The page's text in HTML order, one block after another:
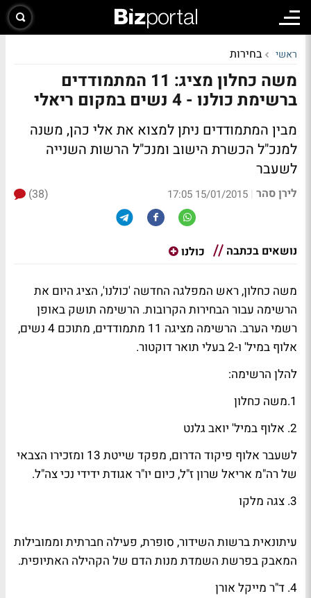
ראשי בחירות
משה כחלון מציג: 11 המתמודדים
ברשימת כולנו - 4 נשים במקום ריאלי
מבין המתמודדים ניתן למצוא את אלי כהן, משנה
למנכ"ל הכשרת הישוב ומנכ"ל הרשות השנייה
לשעבר
לירן סהר |
15/01/2015 17:05
(38)
נושאים בכתבה כולנו
משה כחלון, ראש המפלגה החדשה 'כולנו', הציג היום את
הרשימה עבור הבחירות הקרובות. הרשימה תושק באופן
רשמי הערב. הרשימה מציגה 11 מתמודדים, מתוכם 4 נשים,
אלוף במיל' ו-2 בעלי תואר דוקטור.
להלן הרשימה:
1.משה כחלון
2. אלוף במיל' יואב גלנט
לשעבר אלוף פיקוד הדרום, מפקד שייטת 13 ומזכירו הצבאי
של רה"מ אריאל שרון ז"ל, כיום יו"ר אגודת ידידי נכי צה"ל.
3. צגה מלקו
עיתונאית ברשות השידור, סופרת, פעילה חברתית וממובילות
המאבק בפרשת השמדת מנות הדם של הקהילה האתיופית.
4. ד"ר מייקל אורן